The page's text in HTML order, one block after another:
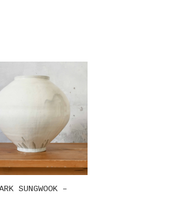
PARK SUNGWOOK –